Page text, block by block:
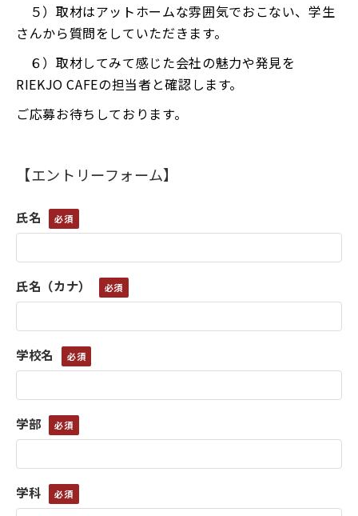
５）取材はアットホームな雰囲気でおこない、学生
さんから質問をしていただきます。
６）取材してみて感じた会社の魅力や発見を
RIEKJO CAFEの担当者と確認します。
ご応募お待ちしております。
【エントリーフォーム】
氏名
氏名（カナ）
学校名
学部
学科